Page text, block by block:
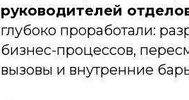
руководителей
глубоко проработали:
бизнес-процессов,
вызовы и внутренние